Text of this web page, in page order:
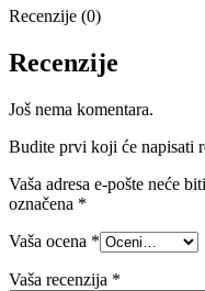
Recenzije (0)
Recenzije
Još nema komentara.
Budite prvi koji će napisati
Vaša adresa e-pošte neće
označena *
Vaša ocena *
Vaša recenzija *